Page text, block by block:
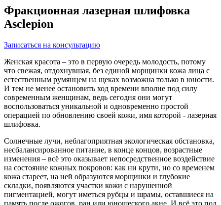
Фракционная лазерная шлифовка
Asclepion
Записаться на консультацию
Женская красота – это в первую очередь молодость, потому
что свежая, отдохнувшая, без единой морщинки кожа лица с
естественным румянцем на щеках возможна только в юности.
И тем не менее остановить ход времени вполне под силу
современным женщинам, ведь сегодня они могут
воспользоваться уникальной и одновременно простой
операцией по обновлению своей кожи, имя которой - лазерная
шлифовка.
Солнечные лучи, неблагоприятная экологическая обстановка,
несбалансированное питание, в конце концов, возрастные
изменения – всё это оказывает непосредственное воздействие
на состояние кожных покровов: как ни крути, но со временем
кожа стареет, на ней образуются морщинки и глубокие
складки, появляются участки кожи с нарушенной
пигментацией, могут иметься рубцы и шрамы, оставшиеся на